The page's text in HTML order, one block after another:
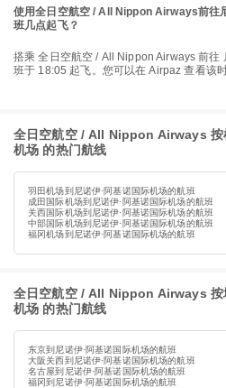
使用全日空航空 / All Nippon Airways前往
班几点起飞？
搭乘 全日空航空 / All Nippon Airways 前往 尼诺伊·阿基诺国际机场 的最晚航
班于 18:05 起飞。您可以在 Airpaz 查看该
全日空航空 / All Nippon Airways 按
机场 的热门航线
羽田机场到尼诺伊·阿基诺国际机场的航班
成田国际机场到尼诺伊·阿基诺国际机场的航班
关西国际机场到尼诺伊·阿基诺国际机场的航班
中部国际机场到尼诺伊·阿基诺国际机场的航班
福冈机场到尼诺伊·阿基诺国际机场的航班
全日空航空 / All Nippon Airways 按
机场 的热门航线
东京到尼诺伊·阿基诺国际机场的航班
大阪关西到尼诺伊·阿基诺国际机场的航班
名古屋到尼诺伊·阿基诺国际机场的航班
福冈到尼诺伊·阿基诺国际机场的航班